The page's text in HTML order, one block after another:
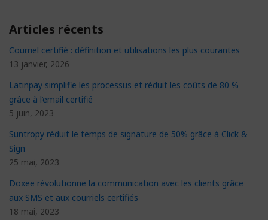
Articles récents
Courriel certifié : définition et utilisations les plus courantes
13 janvier, 2026
Latinpay simplifie les processus et réduit les coûts de 80 %
grâce à l’email certifié
5 juin, 2023
Suntropy réduit le temps de signature de 50% grâce à Click &
Sign
25 mai, 2023
Doxee révolutionne la communication avec les clients grâce
aux SMS et aux courriels certifiés
18 mai, 2023